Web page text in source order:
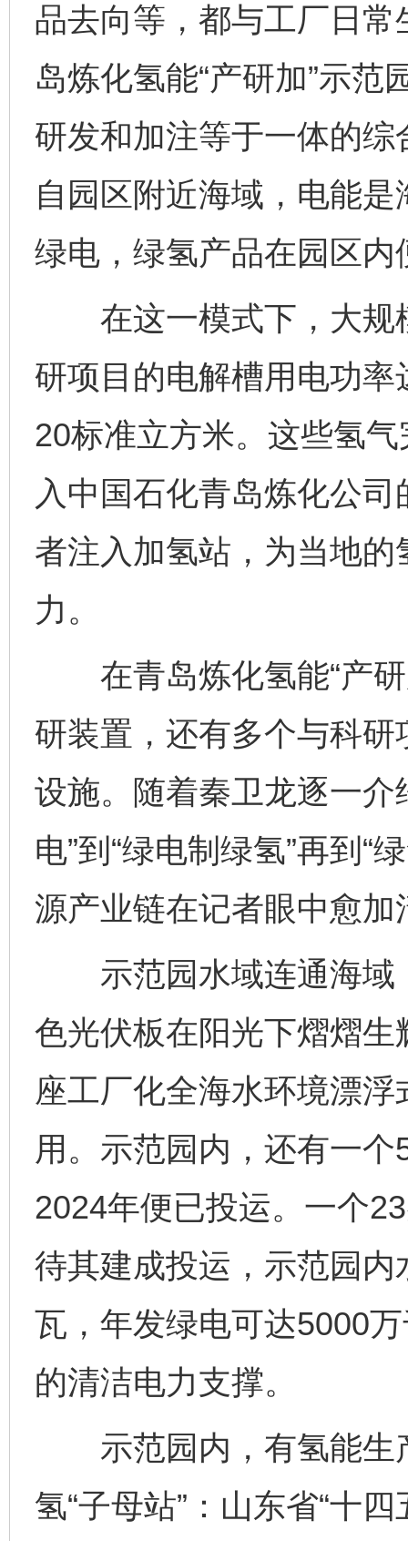
品去向等，都与工厂日
岛炼化氢能“产研加”示
研发和加注等于一体的
自园区附近海域，电能
绿电，绿氢产品在园区内
在这一模式下，大规
研项目的电解槽用电功
20标准立方米。这些氢
入中国石化青岛炼化公
者注入加氢站，为当地
力。
在青岛炼化氢能“产研
研装置，还有多个与科
设施。随着秦卫龙逐一介
电”到“绿电制绿氢”再到“
源产业链在记者眼中愈加
示范园水域连通海域
色光伏板在阳光下熠熠
座工厂化全海水环境漂
用。示范园内，还有一
2024年便已投运。一个
待其建成投运，示范园
瓦，年发绿电可达5000
的清洁电力支撑。
示范园内，有氢能生
氢“子母站”：山东省“十